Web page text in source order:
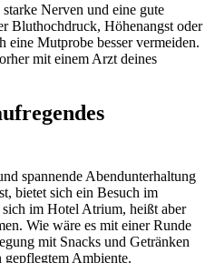
Nerven und eine gute
Bluthochdruck, Höhenangst oder
eine Mutprobe besser vermeiden.
mit einem Arzt deines
spannende Abendunterhaltung
bietet sich ein Besuch im
im Hotel Atrium, heißt aber
Wie wäre es mit einer Runde
mit Snacks und Getränken
gepflegtem Ambiente.